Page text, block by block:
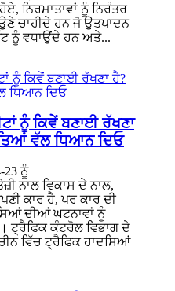
ਨਿਰਮਾਤਾਵਾਂ ਨੂੰ ਨਿਰੰਤਰ
ਚਾਹੀਦੇ ਹਨ ਜੋ ਉਤਪਾਦਨ
ਨੂੰ ਵਧਾਉਂਦੇ ਹਨ ਅਤੇ...
ਨੂੰ ਕਿਵੇਂ ਬਣਾਈ ਰੱਖਣਾ
ਵੱਲ ਧਿਆਨ ਦਿਓ
23 ਨੂੰ
ਨਾਲ ਵਿਕਾਸ ਦੇ ਨਾਲ,
ਕਾਰ ਹੈ, ਪਰ ਕਾਰ ਦੀ
ਦੀਆਂ ਘਟਨਾਵਾਂ ਨੂੰ
ਟ੍ਰੈਫਿਕ ਕੰਟਰੋਲ ਵਿਭਾਗ ਦੇ
ਵਿੱਚ ਟ੍ਰੈਫਿਕ ਹਾਦਸਿਆਂ